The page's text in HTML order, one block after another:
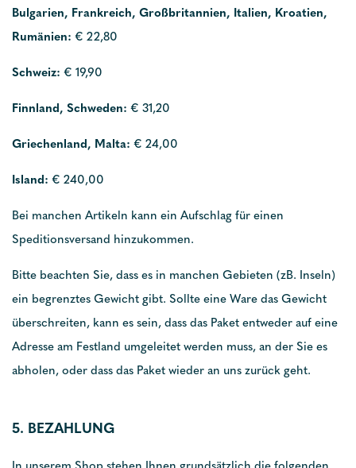
Bulgarien, Frankreich, Großbritannien, Italien, Kroatien,
Rumänien: € 22,80
Schweiz: € 19,90
Finnland, Schweden: € 31,20
Griechenland, Malta: € 24,00
Island: € 240,00
Bei manchen Artikeln kann ein Aufschlag für einen
Speditionsversand hinzukommen.
Bitte beachten Sie, dass es in manchen Gebieten (zB. Inseln)
ein begrenztes Gewicht gibt. Sollte eine Ware das Gewicht
überschreiten, kann es sein, dass das Paket entweder auf eine
Adresse am Festland umgeleitet werden muss, an der Sie es
abholen, oder dass das Paket wieder an uns zurück geht.
5. BEZAHLUNG